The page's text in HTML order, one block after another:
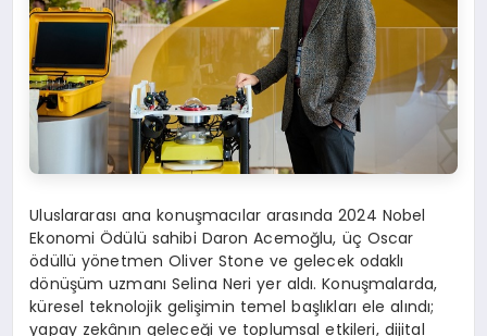
Uluslararası ana konuşmacılar arasında 2024 Nobel
Ekonomi Ödülü sahibi Daron Acemoğlu, üç Oscar
ödüllü yönetmen Oliver Stone ve gelecek odaklı
dönüşüm uzmanı Selina Neri yer aldı. Konuşmalarda,
küresel teknolojik gelişimin temel başlıkları ele alındı;
yapay zekânın geleceği ve toplumsal etkileri, dijital